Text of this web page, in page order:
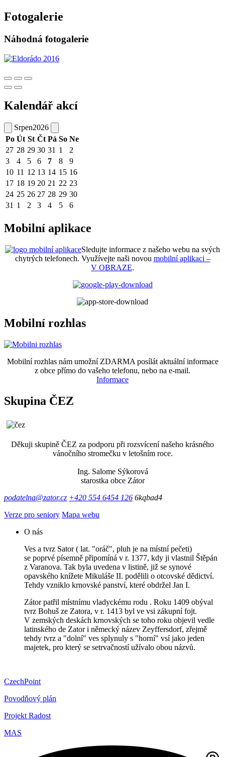
Fotogalerie
Náhodná fotogalerie
Kalendář akcí
Srpen2026
Po Út St Čt Pá So Ne
27 28 29 30 31 1
2
3
4 5 6 7 8
9
10 11 12 13 14 15 16
17 18 19 20 21 22 23
24 25 26 27 28 29 30
31 1 2 3 4 5 6
Mobilní aplikace
Sledujte informace z našeho webu na svých
chytrých telefonech. Využívejte naši novou mobilní aplikaci –
V OBRAZE.
Mobilní rozhlas
Mobilní rozhlas nám umožní ZDARMA posílát aktuální informace
z obce přímo do vašeho telefonu, nebo na e-mail.
Informace
Skupina ČEZ
Děkuji skupině ČEZ za podporu při rozsvícení našeho krásného
vánočního stromečku v letošním roce.
Ing. Salome Sýkorová
starostka obce Zátor
podatelna@zator.cz +420 554 6454 126 6kqbad4
Verze pro seniory Mapa webu
O nás
Ves a tvrz Sator ( lat. "oráč", pluh je na místní pečeti)
se poprvé písemně připomíná v r. 1377, kdy ji vlastnil Štěpán
z Varanova. Tak byla uvedena v listině, již se synové
opavského knížete Mikuláše II. podělili o otcovské dědictví.
Tehdy vzniklo krnovské panství, které obdržel Jan I.
Zátor patřil místnímu vladyckému rodu . Roku 1409 obýval
tvrz Bohuš ze Zatora, v r. 1413 byl ve vsi zákupní fojt.
V zemských deskách krnovských se toho roku objevil vedle
latinského de Zator i německý název Zeyffersdorf, zřejmě
tehdy tvrz a "dolní" ves splynuly s "horní" vsí jako jeden
majetek, pro který se setrvačností užívalo obou názvů.
CzechPoint
Povodňový plán
Projekt Radost
MAS